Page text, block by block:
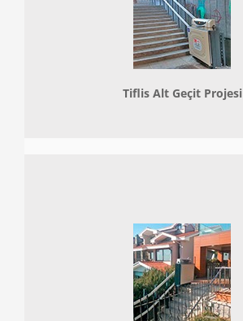
Tiflis Alt Geçit Projesi